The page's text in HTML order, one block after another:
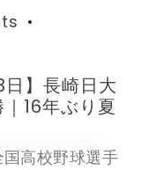
日】長崎日大
16年ぶり夏
高校野球選手